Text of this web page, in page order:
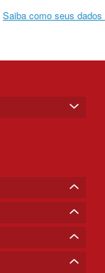
Saiba como seus